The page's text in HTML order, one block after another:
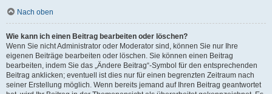
Nach oben
Wie kann ich einen Beitrag bearbeiten oder löschen?
Wenn Sie nicht Administrator oder Moderator sind, können Sie nur Ihre
eigenen Beiträge bearbeiten oder löschen. Sie können einen Beitrag
bearbeiten, indem Sie das „Ändere Beitrag“-Symbol für den entsprechenden
Beitrag anklicken; eventuell ist dies nur für einen begrenzten Zeitraum nach
seiner Erstellung möglich. Wenn bereits jemand auf Ihren Beitrag geantwortet